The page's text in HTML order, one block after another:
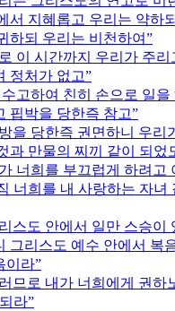
서 지혜롭고 우리는 약하
하되 우리는 비천하여
이 시간까지 우리가 주리
정처가 없고
수고하여 친히 손으로 일
핍박을 당한즉 참고
을 당한즉 권면하니 우리
과 만물의 찌끼 같이 되었
너희를 부끄럽게 하려고
너희를 내 사랑하는 자녀
스도 안에서 일만 스승이
그리스도 예수 안에서 복
이라
므로 내가 너희에게 권하
라